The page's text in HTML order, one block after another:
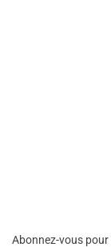
Abonnez-vous